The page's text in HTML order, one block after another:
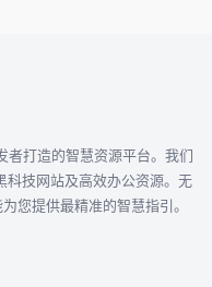
打造的智慧资源平台。我们
科技网站及高效办公资源。无
您提供最精准的智慧指引。